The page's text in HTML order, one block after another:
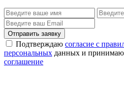
Отправить заявку
Подтверждаю согласие с
персональных данных и принимаю
соглашение